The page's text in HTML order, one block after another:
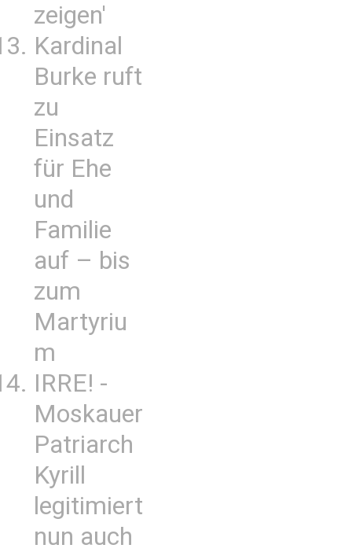
zeigen'
Kardinal
Burke ruft
zu
Einsatz
für Ehe
und
Familie
auf – bis
zum
Martyriu
m
IRRE! -
Moskauer
Patriarch
Kyrill
legitimiert
nun auch